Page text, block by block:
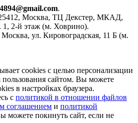
.
, Москва, ТЦ Декстер, МКАД,
1, 2-й этаж (м. Ховрино).
Москва, ул. Кировоградская, 11 Б (м.
сookies с целью персонализации
пользования сайтом. Вы можете
в настройках браузера.
с политикой в отношении файлов
соглашением и политикой
можете покинуть сайт, если не